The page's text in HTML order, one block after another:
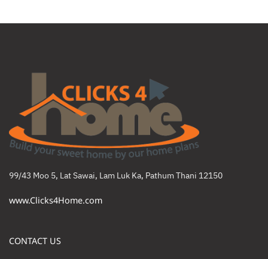
99/43 Moo 5, Lat Sawai, Lam Luk Ka, Pathum Thani 12150
www.Clicks4Home.com
CONTACT US